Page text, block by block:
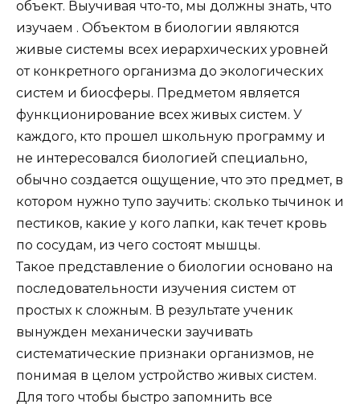
объект. Выучивая что-то, мы должны знать, что
изучаем . Объектом в биологии являются
живые системы всех иерархических уровней
от конкретного организма до экологических
систем и биосферы. Предметом является
функционирование всех живых систем. У
каждого, кто прошел школьную программу и
не интересовался биологией специально,
обычно создается ощущение, что это предмет, в
котором нужно тупо заучить: сколько тычинок и
пестиков, какие у кого лапки, как течет кровь
по сосудам, из чего состоят мышцы.
Такое представление о биологии основано на
последовательности изучения систем от
простых к сложным. В результате ученик
вынужден механически заучивать
систематические признаки организмов, не
понимая в целом устройство живых систем.
Для того чтобы быстро запомнить все